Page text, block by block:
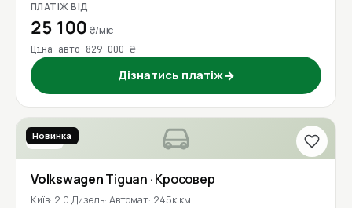
ПЛАТІЖ ВІД
25 100 ₴/міс
Ціна авто 829 000 ₴
Дізнатись платіж→
2017
Новинка
VolkswagenTiguan · Кросовер
Київ 2.0 Дизель Автомат 245к км